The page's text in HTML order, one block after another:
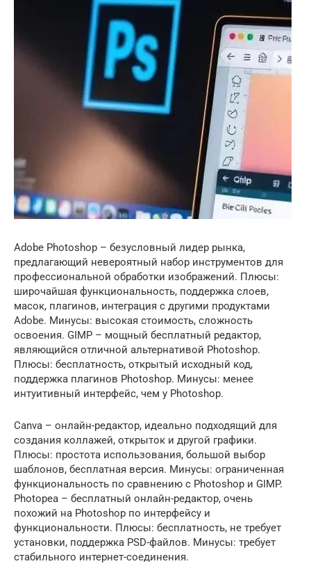
Adobe Photoshop – безусловный лидер рынка,
предлагающий невероятный набор инструментов для
профессиональной обработки изображений. Плюсы:
широчайшая функциональность, поддержка слоев,
масок, плагинов, интеграция с другими продуктами
Adobe. Минусы: высокая стоимость, сложность
освоения. GIMP – мощный бесплатный редактор,
являющийся отличной альтернативой Photoshop.
Плюсы: бесплатность, открытый исходный код,
поддержка плагинов Photoshop. Минусы: менее
интуитивный интерфейс, чем у Photoshop.
Canva – онлайн-редактор, идеально подходящий для
создания коллажей, открыток и другой графики.
Плюсы: простота использования, большой выбор
шаблонов, бесплатная версия. Минусы: ограниченная
функциональность по сравнению с Photoshop и GIMP.
Photopea – бесплатный онлайн-редактор, очень
похожий на Photoshop по интерфейсу и
функциональности. Плюсы: бесплатность, не требует
установки, поддержка PSD-файлов. Минусы: требует
стабильного интернет-соединения.